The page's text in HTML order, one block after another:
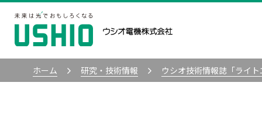
ホーム 研究・技術情報 ウシオ技術情報誌「ライ